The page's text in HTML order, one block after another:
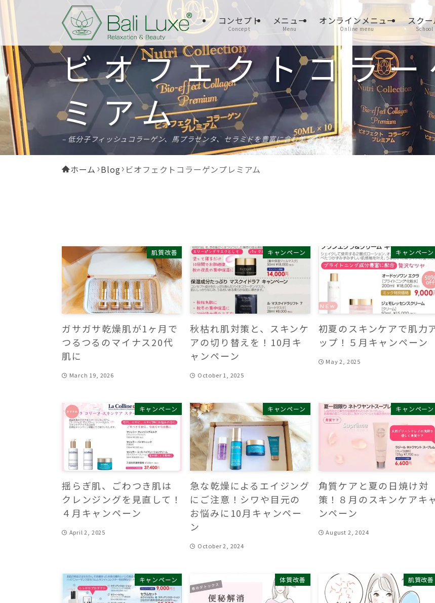
コンセプト
Concept
メニュー
Menu
オンラインメニュー
Online menu
スクー
School
ビオフェクトコラー
ミアム
– 低分子フィッシュコラーゲン、馬プラセンタ、セラミドを豊富に含む美容ドリンク。 –
ホーム Blog ビオフェクトコラーゲンプレミアム
肌質改善
ガサガサ乾燥肌が1ヶ月で
つるつるのマイナス20代
肌に
March 19, 2026
キャンペーン
秋枯れ肌対策と、スキンケ
アの切り替えを！10月キ
ャンペーン
October 1, 2025
キャンペーン
初夏のスキンケアで肌力
ップ！５月キャンペーン
May 2, 2025
キャンペーン
揺らぎ肌、ごわつき肌は
クレンジングを見直して！
４月キャンペーン
April 2, 2025
キャンペーン
急な乾燥によるエイジング
にご注意！シワや目元の
お悩みに10月キャンペー
ン
October 2, 2024
キャンペーン
角質ケアと夏の日焼け対
策！８月のスキンケアキ
ンペーン
August 2, 2024
キャンペーン 体質改善 肌質改善